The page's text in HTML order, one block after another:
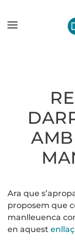
Ara que
proposem que
manlleuenca
en aquest enllaç